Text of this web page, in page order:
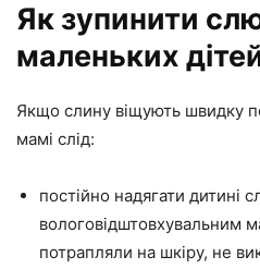
Як зупинити
маленьких
Якщо слину віщують швидку
мамі слід:
постійно надягати дитині
вологовідштовхувальним
потрапляли на шкіру, не